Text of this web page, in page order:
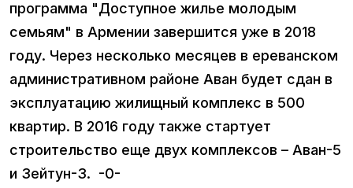
программа "Доступное жилье молодым
семьям" в Армении завершится уже в 2018
году. Через несколько месяцев в ереванском
административном районе Аван будет сдан в
эксплуатацию жилищный комплекс в 500
квартир. В 2016 году также стартует
строительство еще двух комплексов – Аван-5
и Зейтун-3. -0-